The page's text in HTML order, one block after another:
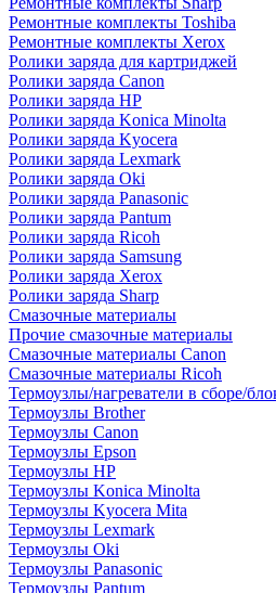
Ремонтные комплекты Toshiba
Ремонтные комплекты Xerox
Ролики заряда для картриджей
Ролики заряда Canon
Ролики заряда HP
Ролики заряда Konica Minolta
Ролики заряда Kyocera
Ролики заряда Lexmark
Ролики заряда Oki
Ролики заряда Panasonic
Ролики заряда Pantum
Ролики заряда Ricoh
Ролики заряда Samsung
Ролики заряда Xerox
Ролики заряда Sharp
Смазочные материалы
Прочие смазочные материалы
Смазочные материалы Canon
Смазочные материалы Ricoh
Термоузлы/нагреватели в сборе/
Термоузлы Brother
Термоузлы Canon
Термоузлы Epson
Термоузлы HP
Термоузлы Konica Minolta
Термоузлы Kyocera Mita
Термоузлы Lexmark
Термоузлы Oki
Термоузлы Panasonic
Термоузлы Pantum